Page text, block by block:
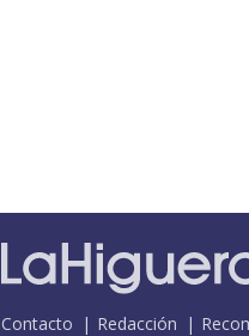
Contacto Redacción